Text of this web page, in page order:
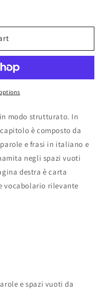
modo strutturato. In
è composto da
e frasi in italiano e
negli spazi vuoti
destra è carta
vocabolario rilevante
e spazi vuoti da